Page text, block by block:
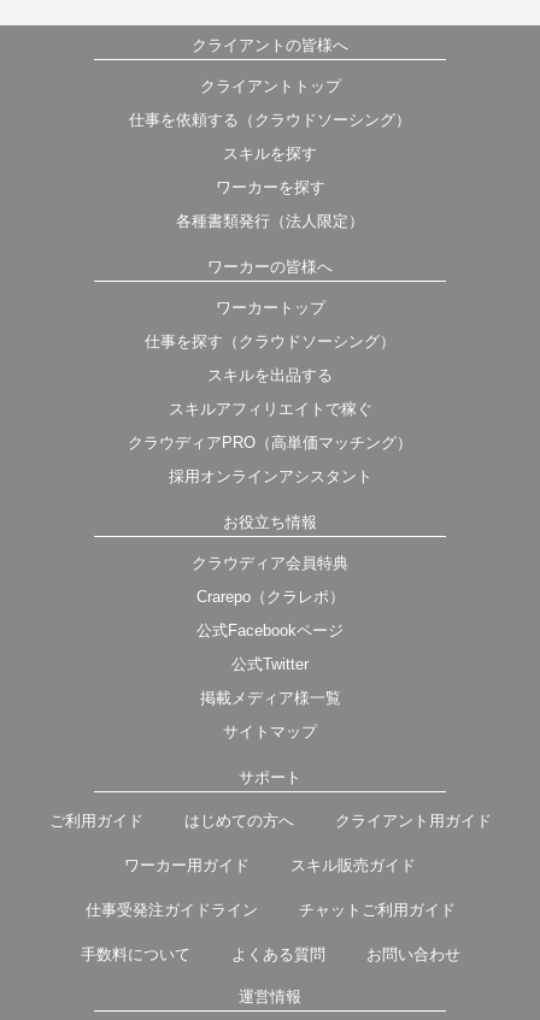
クライアントの皆様へ
クライアントトップ
仕事を依頼する（クラウドソーシング）
スキルを探す
ワーカーを探す
各種書類発行（法人限定）
ワーカーの皆様へ
ワーカートップ
仕事を探す（クラウドソーシング）
スキルを出品する
スキルアフィリエイトで稼ぐ
クラウディアPRO（高単価マッチング）
採用オンラインアシスタント
お役立ち情報
クラウディア会員特典
Crarepo（クラレポ）
公式Facebookページ
公式Twitter
掲載メディア様一覧
サイトマップ
サポート
ご利用ガイド はじめての方へ クライアント用ガイド
ワーカー用ガイド スキル販売ガイド
仕事受発注ガイドライン チャットご利用ガイド
手数料について よくある質問 お問い合わせ
運営情報